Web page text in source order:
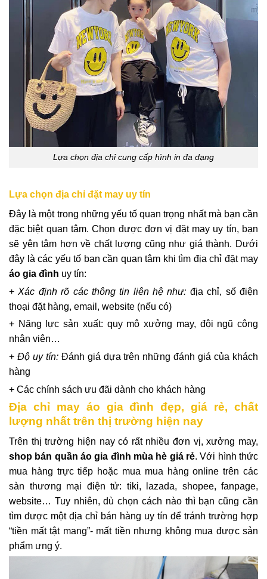
Lựa chọn địa chỉ cung cấp hình in đa dạng
Lựa chọn địa chỉ đặt may uy tín
Đây là một trong những yếu tố quan trọng nhất mà bạn cần
đặc biệt quan tâm. Chọn được đơn vị đặt may uy tín, bạn
sẽ yên tâm hơn về chất lượng cũng như giá thành. Dưới
đây là các yếu tố bạn cần quan tâm khi tìm địa chỉ đặt may
áo gia đình uy tín:
+Xác định rõ các thông tin liên hệ như: địa chỉ, số điện
thoại đặt hàng, email, website (nếu có)
+ Năng lực sản xuất: quy mô xưởng may, đội ngũ công
nhân viên…
+ Độ uy tín:Đánh giá dựa trên những đánh giá của khách
hàng
+ Các chính sách ưu đãi dành cho khách hàng
Địa chỉ may áo gia đình đẹp, giá rẻ, chất
lượng nhất trên thị trường hiện nay
Trên thị trường hiện nay có rất nhiều đơn vị, xưởng may,
shop bán quần áo gia đình mùa hè giá rẻ. Với hình thức
mua hàng trực tiếp hoặc mua mua hàng online trên các
sàn thương mại điện tử: tiki, lazada, shopee, fanpage,
website… Tuy nhiên, dù chọn cách nào thì bạn cũng cần
tìm được một địa chỉ bán hàng uy tín để tránh trường hợp
“tiền mất tật mang”- mất tiền nhưng không mua được sản
phẩm ưng ý.